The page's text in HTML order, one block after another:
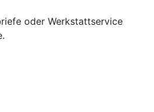
oder Werkstattservice